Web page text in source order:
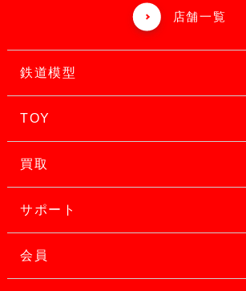
店舗一覧
鉄道模型
TOY
買取
サポート
会員